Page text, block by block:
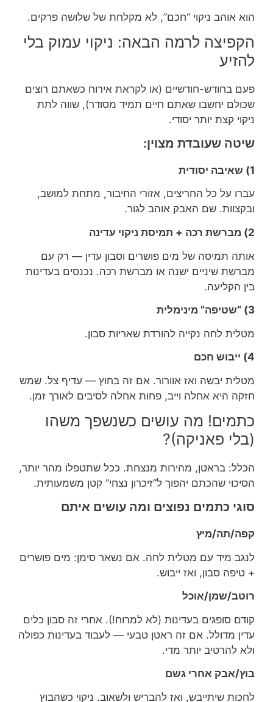
הוא אוהב ניקוי “חכם”, לא מקלחת של שלושה פרקים.
הקפיצה לרמה הבאה: ניקוי עמוק בלי
להזיע
פעם בחודש-חודשיים (או לקראת אירוח כשאתם רוצים
שכולם יחשבו שאתם חיים תמיד מסודר), שווה לתת
ניקוי קצת יותר יסודי.
שיטה שעובדת מצוין:
1) שאיבה יסודית
עברו על כל החריצים, אזורי החיבור, מתחת למושב,
ובקצוות. שם האבק אוהב לגור.
2) מברשת רכה + תמיסת ניקוי עדינה
אותה תמיסה של מים פושרים וסבון עדין — רק עם
מברשת שיניים ישנה או מברשת רכה. נכנסים בעדינות
בין הקליעה.
3) “שטיפה” מינימלית
מטלית לחה נקייה להורדת שאריות סבון.
4) ייבוש חכם
מטלית יבשה ואז אוורור. אם זה בחוץ — עדיף צל. שמש
חזקה היא אחלה וייב, פחות אחלה לסיבים לאורך זמן.
כתמים! מה עושים כשנשפך משהו
(בלי פאניקה)?
הכלל: בראטן, מהירות מנצחת. ככל שתטפלו מהר יותר,
הסיכוי שהכתם יהפוך ל”זיכרון נצחי” קטן משמעותית.
סוגי כתמים נפוצים ומה עושים איתם
קפה/תה/מיץ
לנגב מיד עם מטלית לחה. אם נשאר סימן: מים פושרים
+ טיפה סבון, ואז ייבוש.
רוטב/שמן/אוכל
קודם סופגים בעדינות (לא למרוח!). אחרי זה סבון כלים
עדין מדולל. אם זה ראטן טבעי — לעבוד בעדינות כפולה
ולא להרטיב יותר מדי.
בוץ/אבק אחרי גשם
לחכות שיתייבש, ואז להבריש ולשאוב. ניקוי כשהבוץ